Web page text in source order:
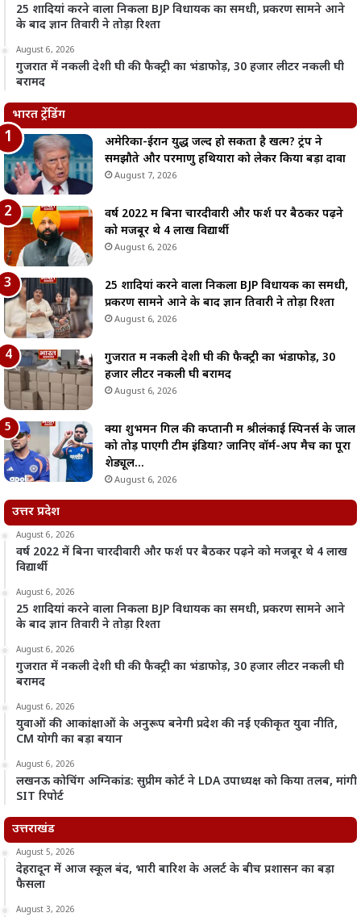
25 शादियां करने वाला निकला BJP विधायक का समधी, प्रकरण सामने आने
के बाद ज्ञान तिवारी ने तोड़ा रिश्ता
August 6, 2026
गुजरात में नकली देशी घी की फैक्ट्री का भंडाफोड़, 30 हजार लीटर नकली घी
बरामद
भारत ट्रेंडिंग
अमेरिका-ईरान युद्ध जल्द हो सकता है खत्म? ट्रंप ने
समझौते और परमाणु हथियारों को लेकर किया बड़ा दावा
August 7, 2026
वर्ष 2022 में बिना चारदीवारी और फर्श पर बैठकर पढ़ने
को मजबूर थे 4 लाख विद्यार्थी
August 6, 2026
25 शादियां करने वाला निकला BJP विधायक का समधी,
प्रकरण सामने आने के बाद ज्ञान तिवारी ने तोड़ा रिश्ता
August 6, 2026
गुजरात में नकली देशी घी की फैक्ट्री का भंडाफोड़, 30
हजार लीटर नकली घी बरामद
August 6, 2026
क्या शुभमन गिल की कप्तानी में श्रीलंकाई स्पिनर्स के जाल
को तोड़ पाएगी टीम इंडिया? जानिए वॉर्म-अप मैच का पूरा
शेड्यूल…
August 6, 2026
उत्तर प्रदेश
August 6, 2026
वर्ष 2022 में बिना चारदीवारी और फर्श पर बैठकर पढ़ने को मजबूर थे 4 लाख
विद्यार्थी
August 6, 2026
25 शादियां करने वाला निकला BJP विधायक का समधी, प्रकरण सामने आने
के बाद ज्ञान तिवारी ने तोड़ा रिश्ता
August 6, 2026
गुजरात में नकली देशी घी की फैक्ट्री का भंडाफोड़, 30 हजार लीटर नकली घी
बरामद
August 6, 2026
युवाओं की आकांक्षाओं के अनुरूप बनेगी प्रदेश की नई एकीकृत युवा नीति,
CM योगी का बड़ा बयान
August 6, 2026
लखनऊ कोचिंग अग्निकांड: सुप्रीम कोर्ट ने LDA उपाध्यक्ष को किया तलब, मांगी
SIT रिपोर्ट
उत्तराखंड
August 5, 2026
देहरादून में आज स्कूल बंद, भारी बारिश के अलर्ट के बीच प्रशासन का बड़ा
फैसला
August 3, 2026